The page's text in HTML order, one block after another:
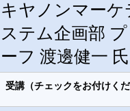
キヤノンマー
ステム企画部
ーフ 渡邊健一 氏
受講（チェックをお付けく